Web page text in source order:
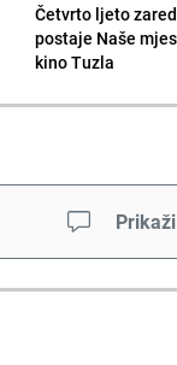
Četvrto ljeto
postaje Naše
kino Tuzla